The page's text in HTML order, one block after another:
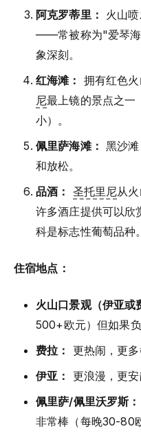
阿克罗蒂里： 火山
——常被称为"爱琴海
象深刻。
红海滩： 拥有红色
尼最上镜的景点之一
小）。
佩里萨海滩： 黑沙
和放松。
品酒： 圣托里尼从
许多酒庄提供可以欣
科是标志性葡萄品种。
住宿地点：
火山口景观（伊亚或
500+欧元）但如果
费拉： 更热闹，更
伊亚： 更浪漫，更
佩里萨/佩里沃罗斯：
非常棒（每晚30-80